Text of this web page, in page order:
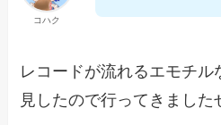
コハク
レコードが流れるエモチル
見したので行ってきました